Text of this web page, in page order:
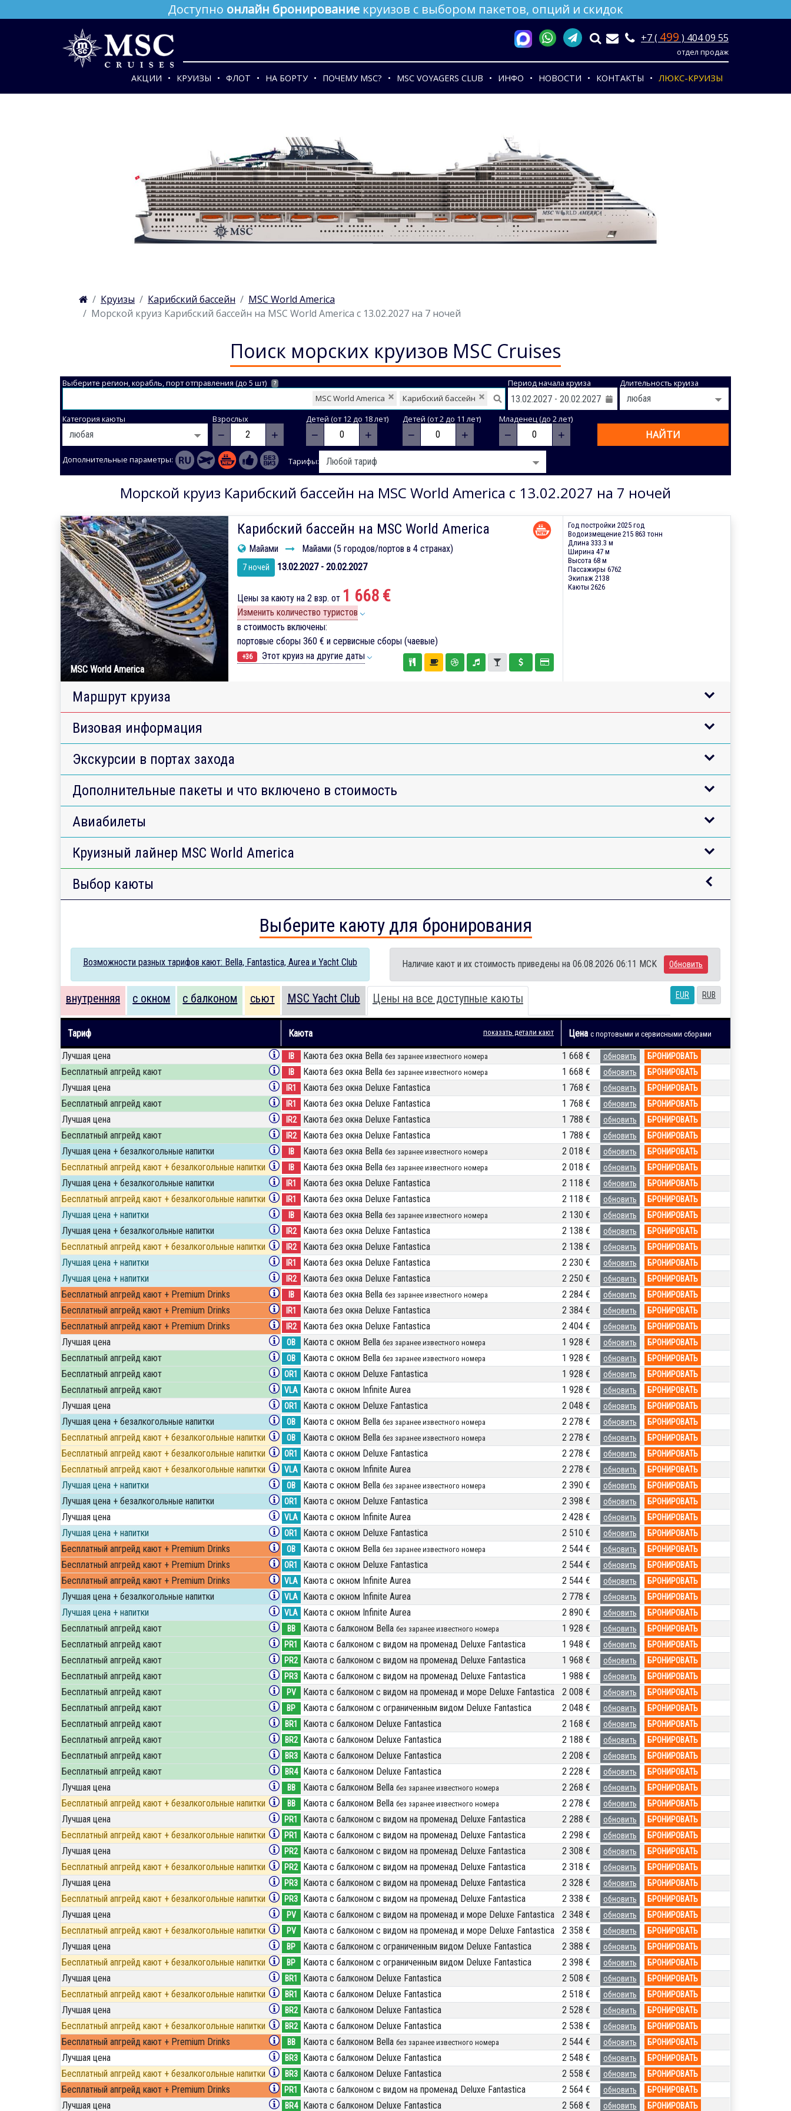
Доступно онлайн бронирование круизов с выбором пакетов, опций и скидок
+7 ( 499 ) 404 09 55
отдел продаж
АКЦИИ КРУИЗЫ ФЛОТ НА БОРТУ ПОЧЕМУ MSC? MSC VOYAGERS CLUB ИНФО НОВОСТИ КОНТАКТЫ ЛЮКС-КРУИЗЫ
Круизы Карибский бассейн
MSC World America
Морской круиз Карибский бассейн на MSC World America с 13.02.2027 на 7 ночей
Поиск морских круизов MSC Cruises
Выберите регион, корабль, порт отправления (до 5 шт) ?
Карибский бассейн
MSC World America
Период начала круиза Длительность круиза
Категория каюты Взрослых
− +
Детей (от 12 до 18 лет)
− +
Детей (от 2 до 11 лет)
− +
Младенец (до 2 лет)
− + НАЙТИ
Дополнительные параметры: Тарифы:
Морской круиз Карибский бассейн на MSC World America с 13.02.2027 на 7 ночей
MSC World America
Карибский бассейн на MSC World America
Майами Майами (5 городов/портов в 4 странах)
7 ночей 13.02.2027 - 20.02.2027
Цены за каюту на 2 взр. от 1 668 €
Изменить количество туристов
в стоимость включены:
портовые сборы 360 € и сервисные сборы (чаевые)
+36 Этот круиз на другие даты
Год постройки 2025 год
Водоизмещение 215 863 тонн
Длина 333.3 м
Ширина 47 м
Высота 68 м
Пассажиры 6762
Экипаж 2138
Каюты 2626
Маршрут круиза
Визовая информация
Экскурсии в портах захода
Дополнительные пакеты и что включено в стоимость
Авиабилеты
Круизный лайнер MSC World America
Выбор каюты
Выберите каюту для бронирования
Возможности разных тарифов кают: Bella, Fantastica, Aurea и Yacht Club Наличие кают и их стоимость приведены на 06.08.2026 06:11 MCK Обновить
EUR RUB
внутренняя с окном с балконом сьют MSC Yacht Club Цены на все доступные каюты
Тариф Каюта показать детали кают Цена с портовыми и сервисными сборами
Лучшая цена IB Каюта без окна Bella без заранее известного номера 1 668 € обновить БРОНИРОВАТЬ
Бесплатный апгрейд кают IB Каюта без окна Bella без заранее известного номера 1 668 € обновить БРОНИРОВАТЬ
Лучшая цена IR1 Каюта без окна Deluxe Fantastica 1 768 € обновить БРОНИРОВАТЬ
Бесплатный апгрейд кают IR1 Каюта без окна Deluxe Fantastica 1 768 € обновить БРОНИРОВАТЬ
Лучшая цена IR2 Каюта без окна Deluxe Fantastica 1 788 € обновить БРОНИРОВАТЬ
Бесплатный апгрейд кают IR2 Каюта без окна Deluxe Fantastica 1 788 € обновить БРОНИРОВАТЬ
Лучшая цена + безалкогольные напитки IB Каюта без окна Bella без заранее известного номера 2 018 € обновить БРОНИРОВАТЬ
Бесплатный апгрейд кают + безалкогольные напитки IB Каюта без окна Bella без заранее известного номера 2 018 € обновить БРОНИРОВАТЬ
Лучшая цена + безалкогольные напитки IR1 Каюта без окна Deluxe Fantastica 2 118 € обновить БРОНИРОВАТЬ
Бесплатный апгрейд кают + безалкогольные напитки IR1 Каюта без окна Deluxe Fantastica 2 118 € обновить БРОНИРОВАТЬ
Лучшая цена + напитки IB Каюта без окна Bella без заранее известного номера 2 130 € обновить БРОНИРОВАТЬ
Лучшая цена + безалкогольные напитки IR2 Каюта без окна Deluxe Fantastica 2 138 € обновить БРОНИРОВАТЬ
Бесплатный апгрейд кают + безалкогольные напитки IR2 Каюта без окна Deluxe Fantastica 2 138 € обновить БРОНИРОВАТЬ
Лучшая цена + напитки IR1 Каюта без окна Deluxe Fantastica 2 230 € обновить БРОНИРОВАТЬ
Лучшая цена + напитки IR2 Каюта без окна Deluxe Fantastica 2 250 € обновить БРОНИРОВАТЬ
Бесплатный апгрейд кают + Premium Drinks IB Каюта без окна Bella без заранее известного номера 2 284 € обновить БРОНИРОВАТЬ
Бесплатный апгрейд кают + Premium Drinks IR1 Каюта без окна Deluxe Fantastica 2 384 € обновить БРОНИРОВАТЬ
Бесплатный апгрейд кают + Premium Drinks IR2 Каюта без окна Deluxe Fantastica 2 404 € обновить БРОНИРОВАТЬ
Лучшая цена OB Каюта с окном Bella без заранее известного номера 1 928 € обновить БРОНИРОВАТЬ
Бесплатный апгрейд кают OB Каюта с окном Bella без заранее известного номера 1 928 € обновить БРОНИРОВАТЬ
Бесплатный апгрейд кают OR1 Каюта с окном Deluxe Fantastica 1 928 € обновить БРОНИРОВАТЬ
Бесплатный апгрейд кают VLA Каюта с окном Infinite Aurea 1 928 € обновить БРОНИРОВАТЬ
Лучшая цена OR1 Каюта с окном Deluxe Fantastica 2 048 € обновить БРОНИРОВАТЬ
Лучшая цена + безалкогольные напитки OB Каюта с окном Bella без заранее известного номера 2 278 € обновить БРОНИРОВАТЬ
Бесплатный апгрейд кают + безалкогольные напитки OB Каюта с окном Bella без заранее известного номера 2 278 € обновить БРОНИРОВАТЬ
Бесплатный апгрейд кают + безалкогольные напитки OR1 Каюта с окном Deluxe Fantastica 2 278 € обновить БРОНИРОВАТЬ
Бесплатный апгрейд кают + безалкогольные напитки VLA Каюта с окном Infinite Aurea 2 278 € обновить БРОНИРОВАТЬ
Лучшая цена + напитки OB Каюта с окном Bella без заранее известного номера 2 390 € обновить БРОНИРОВАТЬ
Лучшая цена + безалкогольные напитки OR1 Каюта с окном Deluxe Fantastica 2 398 € обновить БРОНИРОВАТЬ
Лучшая цена VLA Каюта с окном Infinite Aurea 2 428 € обновить БРОНИРОВАТЬ
Лучшая цена + напитки OR1 Каюта с окном Deluxe Fantastica 2 510 € обновить БРОНИРОВАТЬ
Бесплатный апгрейд кают + Premium Drinks OB Каюта с окном Bella без заранее известного номера 2 544 € обновить БРОНИРОВАТЬ
Бесплатный апгрейд кают + Premium Drinks OR1 Каюта с окном Deluxe Fantastica 2 544 € обновить БРОНИРОВАТЬ
Бесплатный апгрейд кают + Premium Drinks VLA Каюта с окном Infinite Aurea 2 544 € обновить БРОНИРОВАТЬ
Лучшая цена + безалкогольные напитки VLA Каюта с окном Infinite Aurea 2 778 € обновить БРОНИРОВАТЬ
Лучшая цена + напитки VLA Каюта с окном Infinite Aurea 2 890 € обновить БРОНИРОВАТЬ
Бесплатный апгрейд кают BB Каюта с балконом Bella без заранее известного номера 1 928 € обновить БРОНИРОВАТЬ
Бесплатный апгрейд кают PR1 Каюта с балконом с видом на променад Deluxe Fantastica 1 948 € обновить БРОНИРОВАТЬ
Бесплатный апгрейд кают PR2 Каюта с балконом с видом на променад Deluxe Fantastica 1 968 € обновить БРОНИРОВАТЬ
Бесплатный апгрейд кают PR3 Каюта с балконом с видом на променад Deluxe Fantastica 1 988 € обновить БРОНИРОВАТЬ
Бесплатный апгрейд кают PV Каюта с балконом с видом на променад и море Deluxe Fantastica 2 008 € обновить БРОНИРОВАТЬ
Бесплатный апгрейд кают BP Каюта с балконом c ограниченным видом Deluxe Fantastica 2 048 € обновить БРОНИРОВАТЬ
Бесплатный апгрейд кают BR1 Каюта с балконом Deluxe Fantastica 2 168 € обновить БРОНИРОВАТЬ
Бесплатный апгрейд кают BR2 Каюта с балконом Deluxe Fantastica 2 188 € обновить БРОНИРОВАТЬ
Бесплатный апгрейд кают BR3 Каюта с балконом Deluxe Fantastica 2 208 € обновить БРОНИРОВАТЬ
Бесплатный апгрейд кают BR4 Каюта с балконом Deluxe Fantastica 2 228 € обновить БРОНИРОВАТЬ
Лучшая цена BB Каюта с балконом Bella без заранее известного номера 2 268 € обновить БРОНИРОВАТЬ
Бесплатный апгрейд кают + безалкогольные напитки BB Каюта с балконом Bella без заранее известного номера 2 278 € обновить БРОНИРОВАТЬ
Лучшая цена PR1 Каюта с балконом с видом на променад Deluxe Fantastica 2 288 € обновить БРОНИРОВАТЬ
Бесплатный апгрейд кают + безалкогольные напитки PR1 Каюта с балконом с видом на променад Deluxe Fantastica 2 298 € обновить БРОНИРОВАТЬ
Лучшая цена PR2 Каюта с балконом с видом на променад Deluxe Fantastica 2 308 € обновить БРОНИРОВАТЬ
Бесплатный апгрейд кают + безалкогольные напитки PR2 Каюта с балконом с видом на променад Deluxe Fantastica 2 318 € обновить БРОНИРОВАТЬ
Лучшая цена PR3 Каюта с балконом с видом на променад Deluxe Fantastica 2 328 € обновить БРОНИРОВАТЬ
Бесплатный апгрейд кают + безалкогольные напитки PR3 Каюта с балконом с видом на променад Deluxe Fantastica 2 338 € обновить БРОНИРОВАТЬ
Лучшая цена PV Каюта с балконом с видом на променад и море Deluxe Fantastica 2 348 € обновить БРОНИРОВАТЬ
Бесплатный апгрейд кают + безалкогольные напитки PV Каюта с балконом с видом на променад и море Deluxe Fantastica 2 358 € обновить БРОНИРОВАТЬ
Лучшая цена BP Каюта с балконом c ограниченным видом Deluxe Fantastica 2 388 € обновить БРОНИРОВАТЬ
Бесплатный апгрейд кают + безалкогольные напитки BP Каюта с балконом c ограниченным видом Deluxe Fantastica 2 398 € обновить БРОНИРОВАТЬ
Лучшая цена BR1 Каюта с балконом Deluxe Fantastica 2 508 € обновить БРОНИРОВАТЬ
Бесплатный апгрейд кают + безалкогольные напитки BR1 Каюта с балконом Deluxe Fantastica 2 518 € обновить БРОНИРОВАТЬ
Лучшая цена BR2 Каюта с балконом Deluxe Fantastica 2 528 € обновить БРОНИРОВАТЬ
Бесплатный апгрейд кают + безалкогольные напитки BR2 Каюта с балконом Deluxe Fantastica 2 538 € обновить БРОНИРОВАТЬ
Бесплатный апгрейд кают + Premium Drinks BB Каюта с балконом Bella без заранее известного номера 2 544 € обновить БРОНИРОВАТЬ
Лучшая цена BR3 Каюта с балконом Deluxe Fantastica 2 548 € обновить БРОНИРОВАТЬ
Бесплатный апгрейд кают + безалкогольные напитки BR3 Каюта с балконом Deluxe Fantastica 2 558 € обновить БРОНИРОВАТЬ
Бесплатный апгрейд кают + Premium Drinks PR1 Каюта с балконом с видом на променад Deluxe Fantastica 2 564 € обновить БРОНИРОВАТЬ
Лучшая цена BR4 Каюта с балконом Deluxe Fantastica 2 568 € обновить БРОНИРОВАТЬ